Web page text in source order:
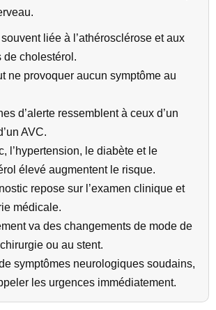
liée à l’athérosclérose et aux
de cholestérol.
ne provoquer aucun symptôme au
d’alerte ressemblent à ceux d’un
AVC.
l’hypertension, le diabète et le
élevé augmentent le risque.
repose sur l’examen clinique et
médicale.
va des changements de mode de
ou au stent.
symptômes neurologiques soudains,
les urgences immédiatement.